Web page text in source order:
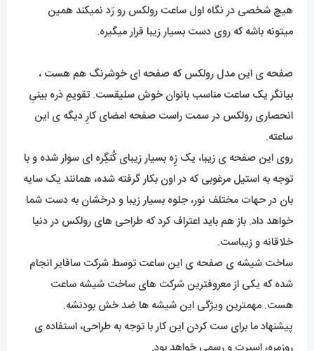
هیچ شخصی در نگاه اول ساعت رولکس رو رَد نمیکند همین
میتونه باشه که روی دست بسیار زیبا قرار میگیره.
صفحه ی این مدل رولکس که صفحه ای خوشرنگ هم هست ،
بیانگر یک ساعت مناسب بانوان خوش سلیقست. تقویمِ ذره بینیِ
انحصاری رولکس در سمت راست صفحه امضای کارِ دیگه ی این
ساعته.
روی این صفحه ی زیبا، یک زِه بسیار زیبای کُنگِره ای سوار شده و با
توجه به استیل مرغوبی که در اون بکار گرفته شده، همانند یک سایه
بان در حهات مختلف نور، جلوه بسیار زیبا و درخشان به دست شما
خواهد داد. باز هم باید اعتراف کرد که طراحی های رولکس در دنیا
خلاقانه و زیباست.
ساخت شیشه ی صفحه ی این ساعت توسط شرکت سافایر انجام
شده که یکی از معروفترین شرکت های ساخت شیشه ساعت
هست. مهمترین ویژگی این شیشه ها ضد خش بودنشه.
پیشنهاد ما برای ست کردن این کار با توجه به طراحی، استفاده ی